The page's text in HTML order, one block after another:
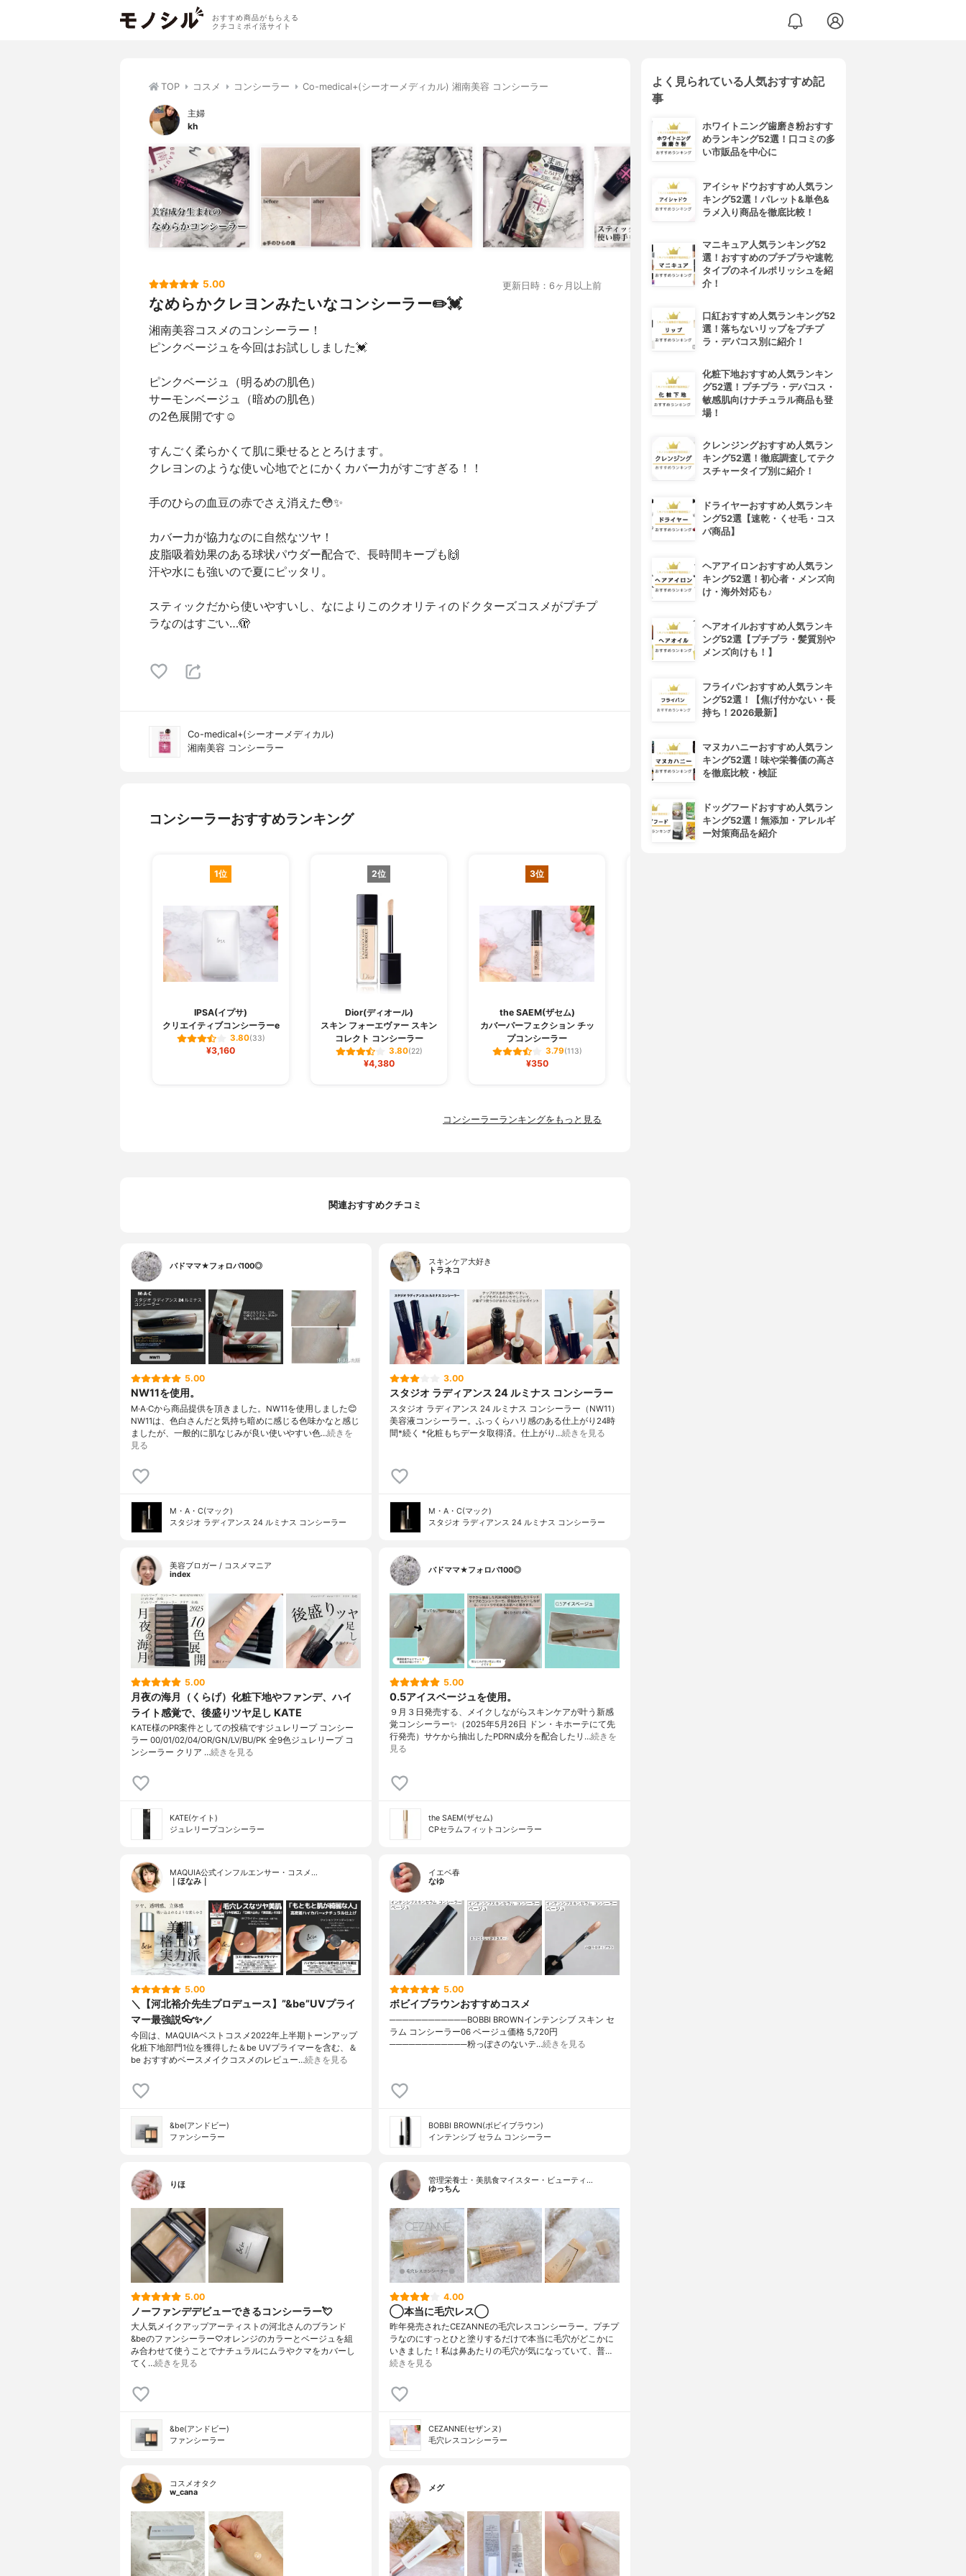
おすすめ商品がもらえる
クチコミポイ活サイト
TOP コスメ コンシーラー Co-medical+(シーオーメディカル) 湘南美容 コンシーラー
主婦
kh
5.00 更新日時：6ヶ月以上前
なめらかクレヨンみたいなコンシーラー✏️💓
湘南美容コスメのコンシーラー！
ピンクベージュを今回はお試ししました💓
ピンクベージュ（明るめの肌色）
サーモンベージュ（暗めの肌色）
の2色展開です☺️
すんごく柔らかくて肌に乗せるととろけます。
クレヨンのような使い心地でとにかくカバー力がすごすぎる！！
手のひらの血豆の赤でさえ消えた😳✨
カバー力が協力なのに自然なツヤ！
皮脂吸着効果のある球状パウダー配合で、長時間キープも🙌
汗や水にも強いので夏にピッタリ。
スティックだから使いやすいし、なによりこのクオリティのドクターズコスメがプチプ
ラなのはすごい…🫣
Co-medical+(シーオーメディカル)
湘南美容 コンシーラー
コンシーラーおすすめランキング
1位
IPSA(イプサ)
クリエイティブコンシーラーe
3.80(33)
¥3,160
2位
Dior(ディオール)
スキン フォーエヴァー スキン
コレクト コンシーラー
3.80(22)
¥4,380
3位
the SAEM(ザセム)
カバーパーフェクション チッ
プコンシーラー
3.79(113)
¥350
コンシーラーランキングをもっと見る
関連おすすめクチコミ
バドママ★フォロバ100◎
5.00
NW11を使用。
M·A·Cから商品提供を頂きました。NW11を使用しました😊
NW11は、色白さんだと気持ち暗めに感じる色味かなと感じ
ましたが、一般的に肌なじみが良い使いやすい色…続きを
見る
M・A・C(マック)
スタジオ ラディアンス 24 ルミナス コンシーラー
スキンケア大好き
トラネコ
3.00
スタジオ ラディアンス 24 ルミナス コンシーラー
スタジオ ラディアンス 24 ルミナス コンシーラー（NW11）
美容液コンシーラー。ふっくらハリ感のある仕上がり24時
間*続く *化粧もちデータ取得済。仕上がり…続きを見る
M・A・C(マック)
スタジオ ラディアンス 24 ルミナス コンシーラー
美容ブロガー / コスメマニア
index
5.00
月夜の海月（くらげ）化粧下地やファンデ、ハイ
ライト感覚で、後盛りツヤ足し KATE
KATE様のPR案件としての投稿ですジュレリープ コンシー
ラー 00/01/02/04/OR/GN/LV/BU/PK 全9色ジュレリープ コ
ンシーラー クリア …続きを見る
KATE(ケイト)
ジュレリープコンシーラー
バドママ★フォロバ100◎
5.00
0.5アイスベージュを使用。
９月３日発売する、メイクしながらスキンケアが叶う新感
覚コンシーラー✨（2025年5月26日 ドン・キホーテにて先
行発売）サケから抽出したPDRN成分を配合したリ…続きを
見る
the SAEM(ザセム)
CPセラムフィットコンシーラー
MAQUIA公式インフルエンサー・コスメ…
｜ほなみ｜
5.00
＼【河北裕介先生プロデュース】”&be”UVプライ
マー最強説👓✨／
今回は、MAQUIAベストコスメ2022年上半期トーンアップ
化粧下地部門1位を獲得した＆be UVプライマーを含む、＆
be おすすめベースメイクコスメのレビュー…続きを見る
&be(アンドビー)
ファンシーラー
イエベ春
なゆ
5.00
ボビイブラウンおすすめコスメ
────────────BOBBI BROWNインテンシブ スキン セ
ラム コンシーラー06 ベージュ価格 5,720円
────────────粉っぽさのないテ…続きを見る
BOBBI BROWN(ボビイブラウン)
インテンシブ セラム コンシーラー
りほ
5.00
ノーファンデデビューできるコンシーラー💘
大人気メイクアップアーティストの河北さんのブランド
&beのファンシーラー♡オレンジのカラーとベージュを組
み合わせて使うことでナチュラルにムラやクマをカバーし
てく…続きを見る
&be(アンドビー)
ファンシーラー
管理栄養士・美肌食マイスター・ビューティ…
ゆっちん
4.00
◯本当に毛穴レス◯
昨年発売されたCEZANNEの毛穴レスコンシーラー。プチプ
ラなのにすっとひと塗りするだけで本当に毛穴がどこかに
いきました！私は鼻あたりの毛穴が気になっていて、普…
続きを見る
CEZANNE(セザンヌ)
毛穴レスコンシーラー
コスメオタク
w_cana
メグ
よく見られている人気おすすめ記
事
ホワイトニング歯磨き粉おすす
めランキング52選！口コミの多
い市販品を中心に
アイシャドウおすすめ人気ラン
キング52選！パレット&単色&
ラメ入り商品を徹底比較！
マニキュア人気ランキング52
選！おすすめのプチプラや速乾
タイプのネイルポリッシュを紹
介！
口紅おすすめ人気ランキング52
選！落ちないリップをプチプ
ラ・デパコス別に紹介！
化粧下地おすすめ人気ランキン
グ52選！プチプラ・デパコス・
敏感肌向けナチュラル商品も登
場！
クレンジングおすすめ人気ラン
キング52選！徹底調査してテク
スチャータイプ別に紹介！
ドライヤーおすすめ人気ランキ
ング52選【速乾・くせ毛・コス
パ商品】
ヘアアイロンおすすめ人気ラン
キング52選！初心者・メンズ向
け・海外対応も♪
ヘアオイルおすすめ人気ランキ
ング52選【プチプラ・髪質別や
メンズ向けも！】
フライパンおすすめ人気ランキ
ング52選！【焦げ付かない・長
持ち！2026最新】
マヌカハニーおすすめ人気ラン
キング52選！味や栄養価の高さ
を徹底比較・検証
ドッグフードおすすめ人気ラン
キング52選！無添加・アレルギ
ー対策商品を紹介